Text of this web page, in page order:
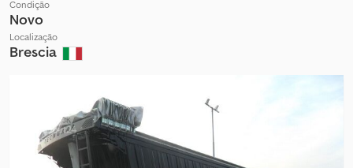
Condição
Novo
Localização
Brescia